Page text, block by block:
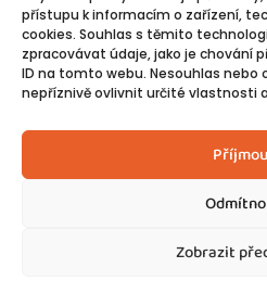
přístupu k informacím o zařízení,
cookies. Souhlas s těmito
zpracovávat údaje, jako je chování
ID na tomto webu. Nesouhlas nebo
nepříznivě ovlivnit určité vlastnosti
Zobrazit
Spojte se
Kontakty
Made by Ziveweby.cz